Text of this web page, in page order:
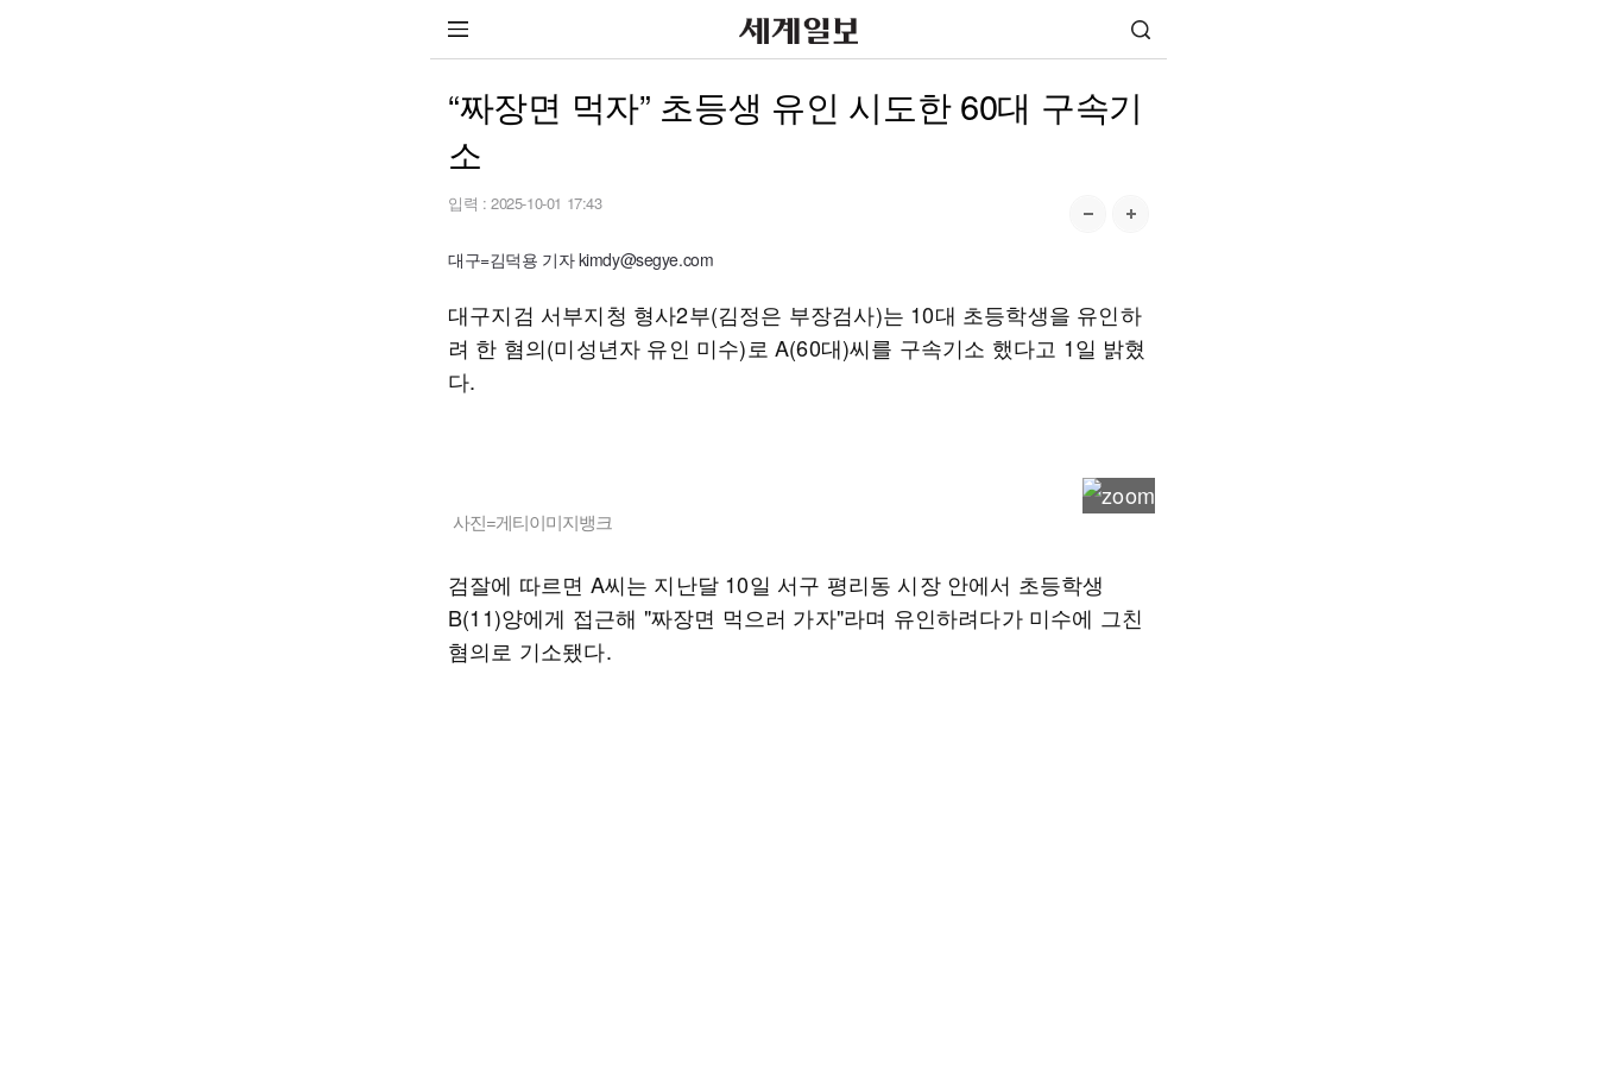
“짜장면 먹자” 초등생 유인 시도한 60대 구속기
소
입력 : 2025-10-01 17:43
대구=김덕용 기자 kimdy@segye.com
대구지검 서부지청 형사2부(김정은 부장검사)는 10대 초등학생을 유인하
려 한 혐의(미성년자 유인 미수)로 A(60대)씨를 구속기소 했다고 1일 밝혔
다.
사진=게티이미지뱅크
검잘에 따르면 A씨는 지난달 10일 서구 평리동 시장 안에서 초등학생
B(11)양에게 접근해 "짜장면 먹으러 가자"라며 유인하려다가 미수에 그친
혐의로 기소됐다.